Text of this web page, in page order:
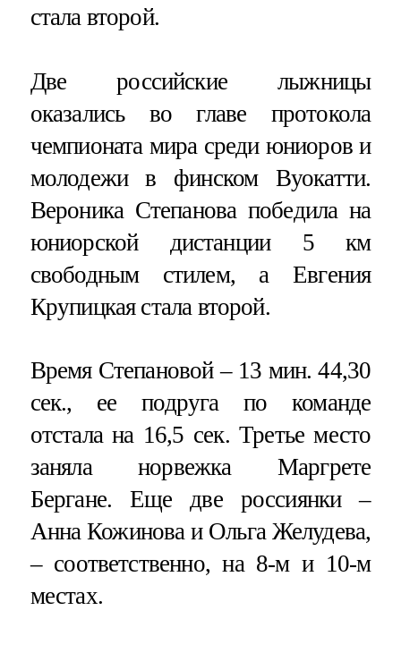
стала второй.
Две российские лыжницы
оказались во главе протокола
чемпионата мира среди юниоров и
молодежи в финском Вуокатти.
Вероника Степанова победила на
юниорской дистанции 5 км
свободным стилем, а Евгения
Крупицкая стала второй.
Время Степановой – 13 мин. 44,30
сек., ее подруга по команде
отстала на 16,5 сек. Третье место
заняла норвежка Маргрете
Бергане. Еще две россиянки –
Анна Кожинова и Ольга Желудева,
– соответственно, на 8-м и 10-м
местах.